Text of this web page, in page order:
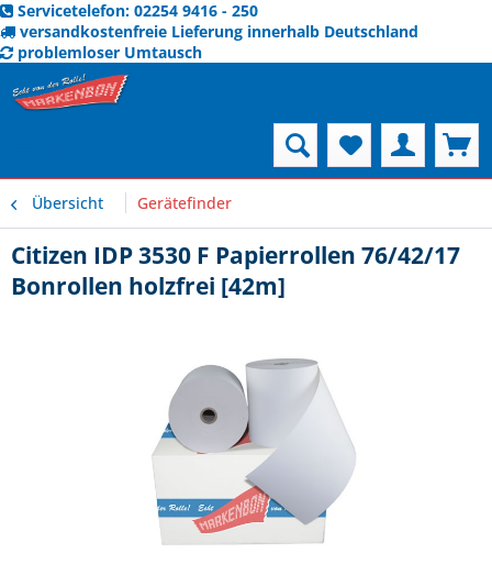
Servicetelefon: 02254 9416 - 250
versandkostenfreie Lieferung innerhalb Deutschland
problemloser Umtausch
Übersicht Gerätefinder
Citizen IDP 3530 F Papierrollen 76/42/17
Bonrollen holzfrei [42m]